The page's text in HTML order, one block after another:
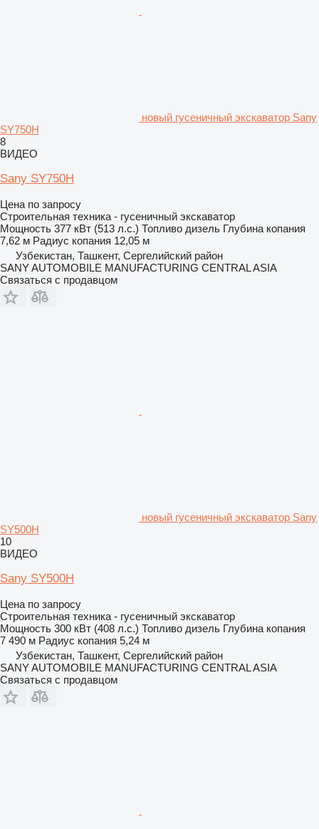
новый гусеничный экскаватор Sany
SY750H
8
ВИДЕО
Sany SY750H
Цена по запросу
Строительная техника - гусеничный экскаватор
Мощность 377 кВт (513 л.с.) Топливо дизель Глубина копания
7,62 м Радиус копания 12,05 м
Узбекистан, Ташкент, Сергелийский район
SANY AUTOMOBILE MANUFACTURING CENTRAL ASIA
Связаться с продавцом
новый гусеничный экскаватор Sany
SY500H
10
ВИДЕО
Sany SY500H
Цена по запросу
Строительная техника - гусеничный экскаватор
Мощность 300 кВт (408 л.с.) Топливо дизель Глубина копания
7 490 м Радиус копания 5,24 м
Узбекистан, Ташкент, Сергелийский район
SANY AUTOMOBILE MANUFACTURING CENTRAL ASIA
Связаться с продавцом